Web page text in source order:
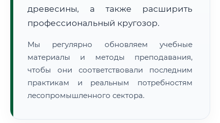
🔍 Нажмите на документ для увеличения и просмотра
древесины, а также расширить
профессиональный кругозор.
Мы регулярно обновляем учебные
материалы и методы преподавания,
чтобы они соответствовали последним
практикам и реальным потребностям
лесопромышленного сектора.